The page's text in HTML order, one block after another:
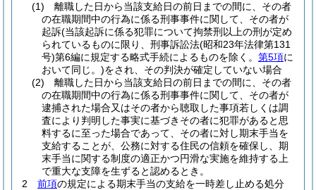
(1)
離職した日から当該支給日の前日までの間に、その者
の在職期間中の行為に係る刑事事件に関して、その者が
起訴(当該起訴に係る犯罪について拘禁刑以上の刑が定め
られているものに限り、刑事訴訟法(昭和23年法律第131
号)第6編に規定する略式手続によるものを除く。 第5項に
おいて同じ。)をされ、その判決が確定していない場合
(2)
離職した日から当該支給日の前日までの間に、その者
の在職期間中の行為に係る刑事事件に関して、その者が
逮捕された場合又はその者から聴取した事項若しくは調
査により判明した事実に基づきその者に犯罪があると思
料するに至った場合であって、その者に対し期末手当を
支給することが、公務に対する住民の信頼を確保し、期
末手当に関する制度の適正かつ円滑な実施を維持する上
で重大な支障を生ずると認めるとき。
2
前項の規定による期末手当の支給を一時差し止める処分